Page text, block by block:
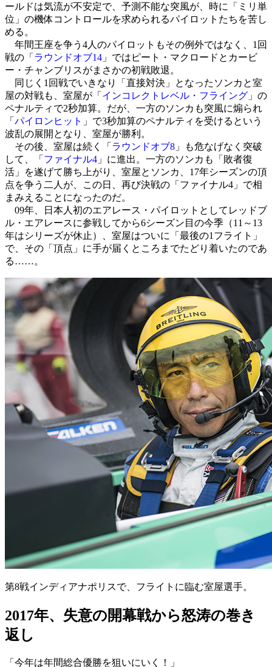
ールドは気流が不安定で、予測不能な突風が、時に「ミリ単
位」の機体コントロールを求められるパイロットたちを苦し
める。
年間王座を争う4人のパイロットもその例外ではなく、1回
戦の「 ラウンドオブ14 」ではピート・マクロードとカービ
ー・チャンブリスがまさかの初戦敗退。
同じく1回戦でいきなり「直接対決」となったソンカと室
屋の対戦も、室屋が「 インコレクトレベル・フライング 」の
ペナルティで2秒加算。だが、一方のソンカも突風に煽られ
「 パイロンヒット 」で3秒加算のペナルティを受けるという
波乱の展開となり、室屋が勝利。
その後、室屋は続く「 ラウンドオブ8 」も危なげなく突破
して、「 ファイナル4 」に進出。一方のソンカも「 敗者復
活 」を遂げて勝ち上がり、室屋とソンカ、17年シーズンの頂
点を争う二人が、この日、再び決戦の「ファイナル4」で相
まみえることになったのだ。
09年、日本人初のエアレース・パイロットとしてレッドブ
ル・エアレースに参戦してから6シーズン目の今季（11～13
年はシリーズが休止）、室屋はついに「最後の1フライト」
で、その「頂点」に手が届くところまでたどり着いたのであ
る……。
第8戦インディアナポリスで、フライトに臨む室屋選手。
2017年、失意の開幕戦から怒涛の巻き
返し
「今年は年間総合優勝を狙いにいく！」